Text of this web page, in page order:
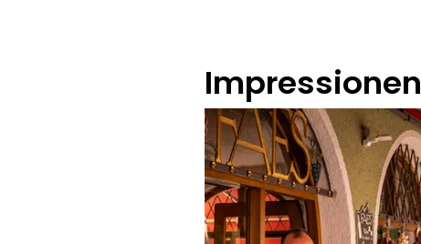
Impressionen